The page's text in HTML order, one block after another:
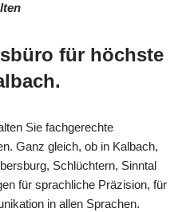
für höchste
Sie fachgerechte
Ganz gleich, ob in Kalbach,
Schlüchtern, Sinntal
für sprachliche Präzision, für
in allen Sprachen.